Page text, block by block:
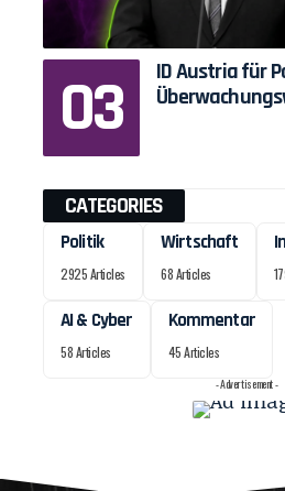
ID Austria für
CATEGORIES
Politik
2925 Articles
Wirtschaft
68 Articles
AI & Cyber
58 Articles
Kommentar
45 Articles
- Advertisement -